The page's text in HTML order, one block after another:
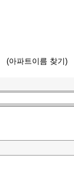
(아파트이름 찾기)